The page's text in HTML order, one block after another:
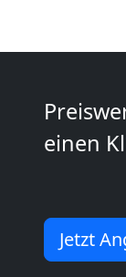
einen
Jetzt
Kleiner
Wiener